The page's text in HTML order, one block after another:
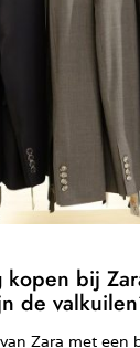
bij
de
Zara met een